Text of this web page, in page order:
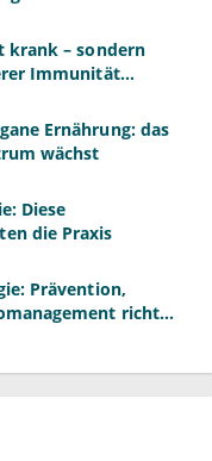
krank – sondern
Immunität
Ernährung: das
wächst
Diese
die Praxis
Prävention,
richtig